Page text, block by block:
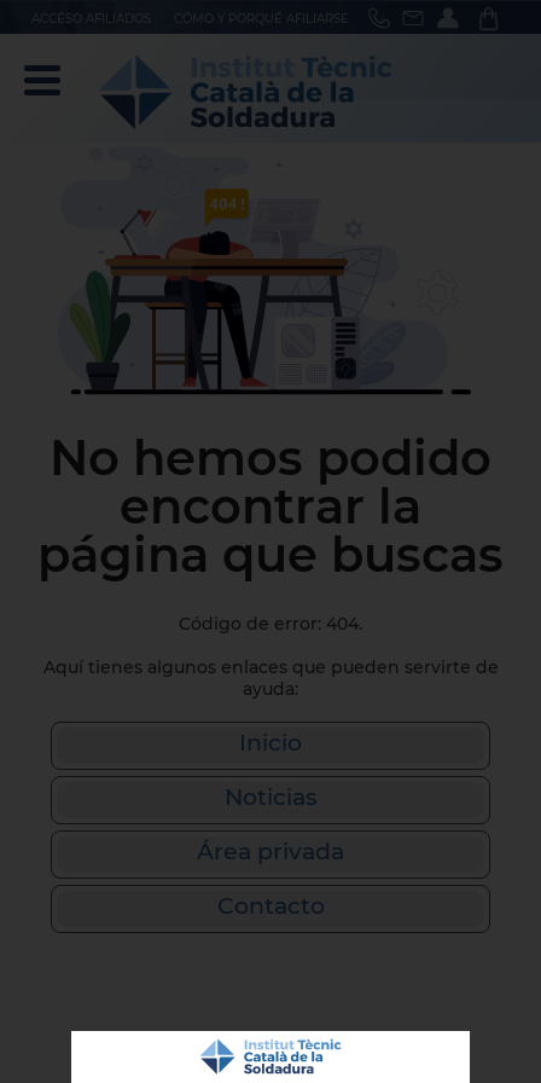
ACCÉSO AFILIADOS CÓMO Y PORQUÉ AFILIARSE
No hemos podido
encontrar la
página que buscas
Código de error: 404.
Aquí tienes algunos enlaces que pueden servirte de
ayuda:
Inicio
Noticias
Área privada
Contacto